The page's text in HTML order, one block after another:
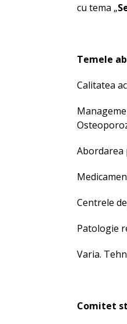
cu tema „
Temele
Calitatea
Abordarea
Centrele
Patologie
Varia.
Comitet